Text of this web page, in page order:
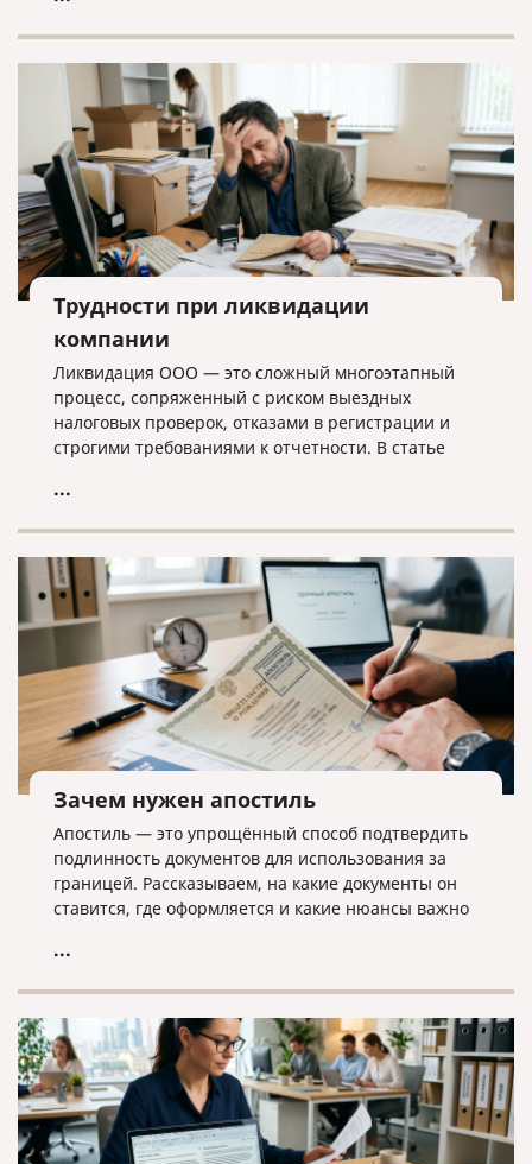
Трудности при ликвидации
компании
Ликвидация ООО — это сложный многоэтапный
процесс, сопряженный с риском выездных
налоговых проверок, отказами в регистрации и
строгими требованиями к отчетности. В статье
бизнеса, критерии упрощенной процедуры и
...
Зачем нужен апостиль
Апостиль — это упрощённый способ подтвердить
подлинность документов для использования за
границей. Рассказываем, на какие документы он
ставится, где оформляется и какие нюансы важно
...